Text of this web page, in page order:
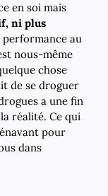
en soi mais
ni plus
au
nous-même
chose
de se droguer
a une fin
réalité. Ce qui
pour
dans